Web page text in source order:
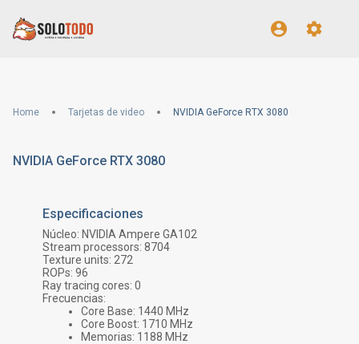
Home Tarjetas de video NVIDIA GeForce RTX 3080
NVIDIA GeForce RTX 3080
Especificaciones
Núcleo: NVIDIA Ampere GA102
Stream processors: 8704
Texture units: 272
ROPs: 96
Ray tracing cores: 0
Frecuencias:
Core Base: 1440 MHz
Core Boost: 1710 MHz
Memorias: 1188 MHz